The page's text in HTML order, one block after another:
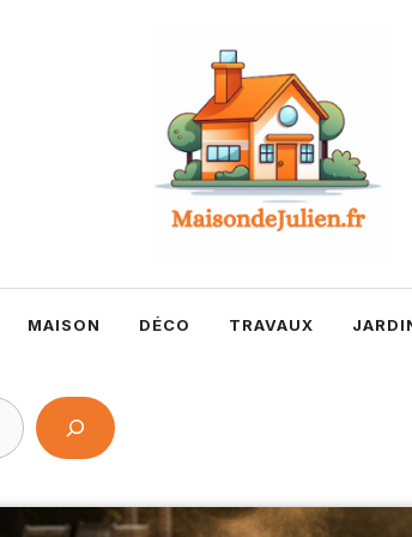
MAISON DÉCO TRAVAUX